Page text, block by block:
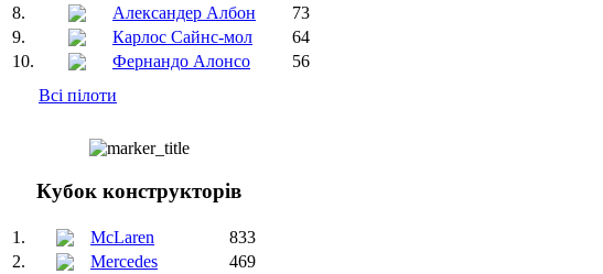
8.
Александер Албон
73
9.
Карлос Сайнс-мол
64
10.
Фернандо Алонсо
56
Всі пілоти
Кубок конструкторів
1. McLaren
833
2.
Mercedes
469